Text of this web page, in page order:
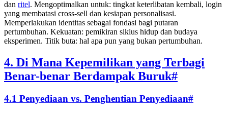
dan ritel. Mengoptimalkan untuk: tingkat keterlibatan kembali, login
yang membatasi cross-sell dan kesiapan personalisasi.
Memperlakukan identitas sebagai fondasi bagi putaran
pertumbuhan. Kekuatan: pemikiran siklus hidup dan budaya
eksperimen. Titik buta: hal apa pun yang bukan pertumbuhan.
4. Di Mana Kepemilikan yang Terbagi
Benar-benar Berdampak Buruk#
4.1 Penyediaan vs. Penghentian Penyediaan#